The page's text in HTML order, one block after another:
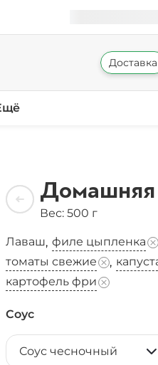
Доставка
Домашняя
Вес: 500 г
Лаваш, филе цыпленка
томаты свежие
,
картофель фри
Соус
Соус чесночный